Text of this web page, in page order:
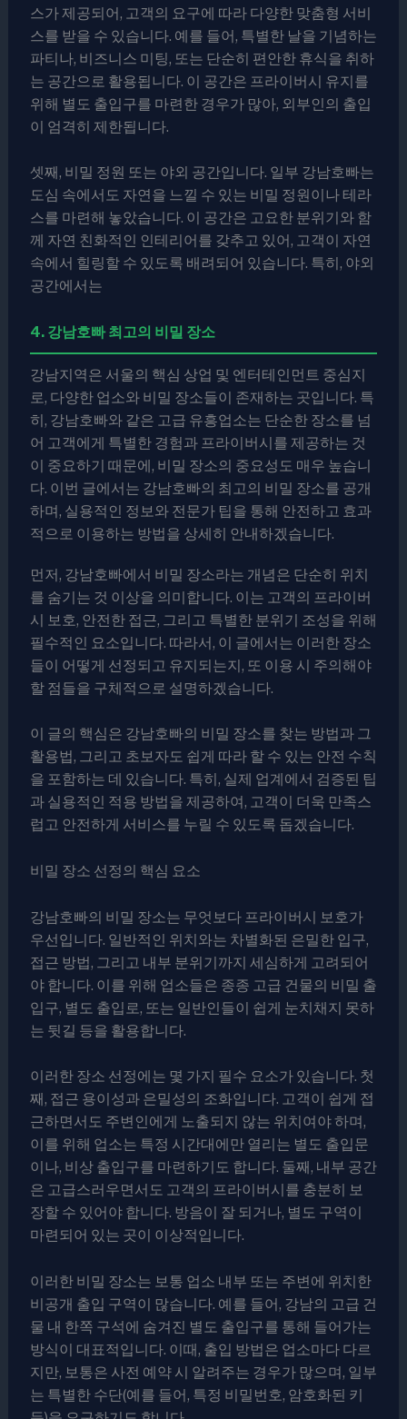
스가 제공되어, 고객의 요구에 따라 다양한 맞춤형 서비
스를 받을 수 있습니다. 예를 들어, 특별한 날을 기념하는
파티나, 비즈니스 미팅, 또는 단순히 편안한 휴식을 취하
는 공간으로 활용됩니다. 이 공간은 프라이버시 유지를
위해 별도 출입구를 마련한 경우가 많아, 외부인의 출입
이 엄격히 제한됩니다.
셋째, 비밀 정원 또는 야외 공간입니다. 일부 강남호빠는
도심 속에서도 자연을 느낄 수 있는 비밀 정원이나 테라
스를 마련해 놓았습니다. 이 공간은 고요한 분위기와 함
께 자연 친화적인 인테리어를 갖추고 있어, 고객이 자연
속에서 힐링할 수 있도록 배려되어 있습니다. 특히, 야외
공간에서는
4. 강남호빠 최고의 비밀 장소
강남지역은 서울의 핵심 상업 및 엔터테인먼트 중심지
로, 다양한 업소와 비밀 장소들이 존재하는 곳입니다. 특
히, 강남호빠와 같은 고급 유흥업소는 단순한 장소를 넘
어 고객에게 특별한 경험과 프라이버시를 제공하는 것
이 중요하기 때문에, 비밀 장소의 중요성도 매우 높습니
다. 이번 글에서는 강남호빠의 최고의 비밀 장소를 공개
하며, 실용적인 정보와 전문가 팁을 통해 안전하고 효과
적으로 이용하는 방법을 상세히 안내하겠습니다.
먼저, 강남호빠에서 비밀 장소라는 개념은 단순히 위치
를 숨기는 것 이상을 의미합니다. 이는 고객의 프라이버
시 보호, 안전한 접근, 그리고 특별한 분위기 조성을 위해
필수적인 요소입니다. 따라서, 이 글에서는 이러한 장소
들이 어떻게 선정되고 유지되는지, 또 이용 시 주의해야
할 점들을 구체적으로 설명하겠습니다.
이 글의 핵심은 강남호빠의 비밀 장소를 찾는 방법과 그
활용법, 그리고 초보자도 쉽게 따라 할 수 있는 안전 수칙
을 포함하는 데 있습니다. 특히, 실제 업계에서 검증된 팁
과 실용적인 적용 방법을 제공하여, 고객이 더욱 만족스
럽고 안전하게 서비스를 누릴 수 있도록 돕겠습니다.
비밀 장소 선정의 핵심 요소
강남호빠의 비밀 장소는 무엇보다 프라이버시 보호가
우선입니다. 일반적인 위치와는 차별화된 은밀한 입구,
접근 방법, 그리고 내부 분위기까지 세심하게 고려되어
야 합니다. 이를 위해 업소들은 종종 고급 건물의 비밀 출
입구, 별도 출입로, 또는 일반인들이 쉽게 눈치채지 못하
는 뒷길 등을 활용합니다.
이러한 장소 선정에는 몇 가지 필수 요소가 있습니다. 첫
째, 접근 용이성과 은밀성의 조화입니다. 고객이 쉽게 접
근하면서도 주변인에게 노출되지 않는 위치여야 하며,
이를 위해 업소는 특정 시간대에만 열리는 별도 출입문
이나, 비상 출입구를 마련하기도 합니다. 둘째, 내부 공간
은 고급스러우면서도 고객의 프라이버시를 충분히 보
장할 수 있어야 합니다. 방음이 잘 되거나, 별도 구역이
마련되어 있는 곳이 이상적입니다.
이러한 비밀 장소는 보통 업소 내부 또는 주변에 위치한
비공개 출입 구역이 많습니다. 예를 들어, 강남의 고급 건
물 내 한쪽 구석에 숨겨진 별도 출입구를 통해 들어가는
방식이 대표적입니다. 이때, 출입 방법은 업소마다 다르
지만, 보통은 사전 예약 시 알려주는 경우가 많으며, 일부
는 특별한 수단(예를 들어, 특정 비밀번호, 암호화된 키